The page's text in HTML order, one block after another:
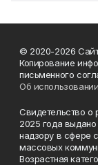
© 2020-2026
Копирование
письменного
Об
Свидетельство о
2025 года
надзору в сфере
массовых
Возрастная